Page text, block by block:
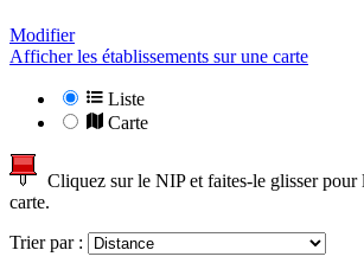
Modifier
Afficher les établissements sur une carte
Liste
Carte
Cliquez sur le NIP et faites-le glisser pour
carte.
Trier par :